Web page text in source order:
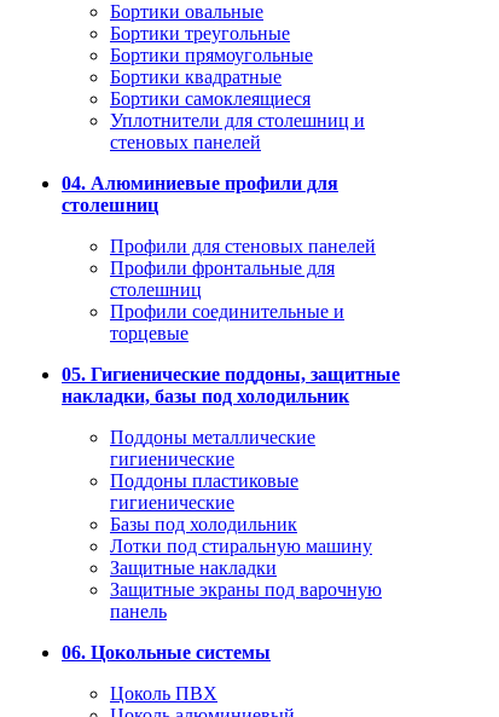
Бортики овальные
Бортики треугольные
Бортики прямоугольные
Бортики квадратные
Бортики самоклеящиеся
Уплотнители для столешниц и
стеновых панелей
04. Алюминиевые профили для
столешниц
Профили для стеновых панелей
Профили фронтальные для
столешниц
Профили соединительные и
торцевые
05. Гигиенические поддоны, защитные
накладки, базы под холодильник
Поддоны металлические
гигиенические
Поддоны пластиковые
гигиенические
Базы под холодильник
Лотки под стиральную машину
Защитные накладки
Защитные экраны под варочную
панель
06. Цокольные системы
Цоколь ПВХ